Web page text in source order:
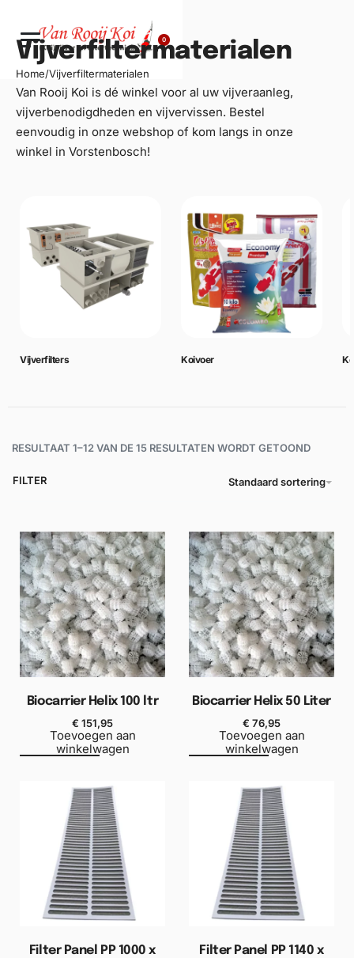
0
Vijverfiltermaterialen
Home/Vijverfiltermaterialen
Van Rooij Koi is dé winkel voor al uw vijveraanleg,
vijverbenodigdheden en vijvervissen. Bestel
eenvoudig in onze webshop of kom langs in onze
winkel in Vorstenbosch!
Vijverfilters Koivoer
RESULTAAT 1–12 VAN DE 15 RESULTATEN WORDT GETOOND
Standaard sortering
FILTER
Biocarrier Helix 100 ltr
€ 151,95
Toevoegen aan
winkelwagen
Biocarrier Helix 50 Liter
€ 76,95
Toevoegen aan
winkelwagen
Filter Panel PP 1000 x
Filter Panel PP 1140 x